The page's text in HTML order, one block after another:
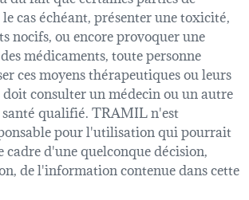
cas échéant, présenter une toxicité,
nocifs, ou encore provoquer une
médicaments, toute personne
ces moyens thérapeutiques ou leurs
consulter un médecin ou un autre
santé qualifié. TRAMIL n'est
pour l'utilisation qui pourrait
cadre d'une quelconque décision,
de l'information contenue dans cette